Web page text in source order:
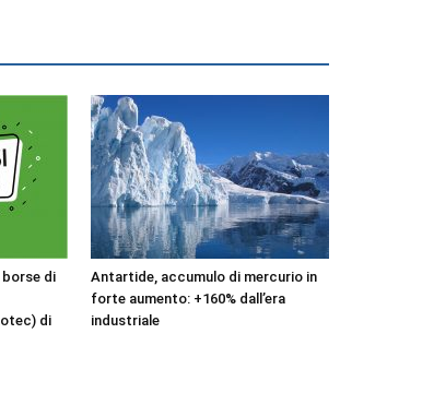
borse di
di
Antartide, accumulo di mercurio in
forte aumento: +160% dall’era
industriale